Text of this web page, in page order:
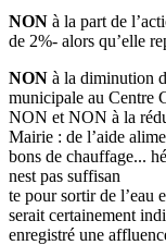
NON à la part de
de 2%- alors qu’elle
NON à la diminution
municipale au Centre
NON et NON à la
Mairie : de l’aide
bons de chauffage...
nest pas suffisan
te pour sortir de l’eau
serait certainement
enregistré une